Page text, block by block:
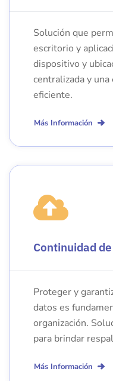
Solución que
escritorio y
dispositivo y
centralizada y
eficiente.
Más Información
Continuidad
Proteger y
datos es
organización.
para brindar
Más Información